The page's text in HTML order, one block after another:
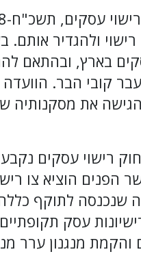
בארץ, ובהתאם
קובי הבר.
את מסקנותיה
שנכנסה לתוקף
עסק
מנגנון ערר